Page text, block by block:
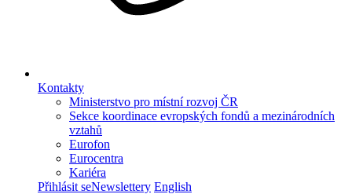
Kontakty
Ministerstvo pro místní rozvoj ČR
Sekce koordinace evropských fondů a mezinárodních
vztahů
Eurofon
Eurocentra
Kariéra
Přihlásit seNewslettery English